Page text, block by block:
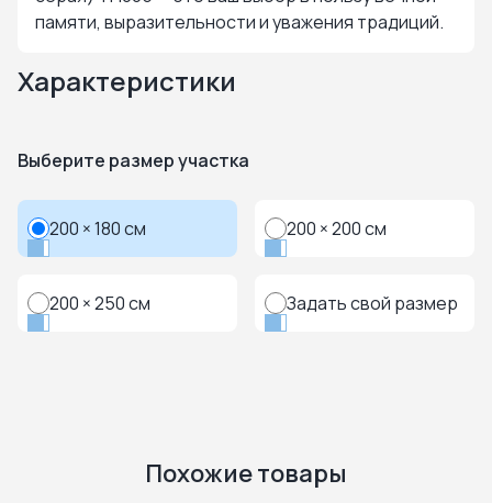
памяти, выразительности и уважения традиций.
Характеристики
Выберите размер участка
200 × 180 см 200 × 200 см
200 × 250 см Задать свой размер
Похожие товары